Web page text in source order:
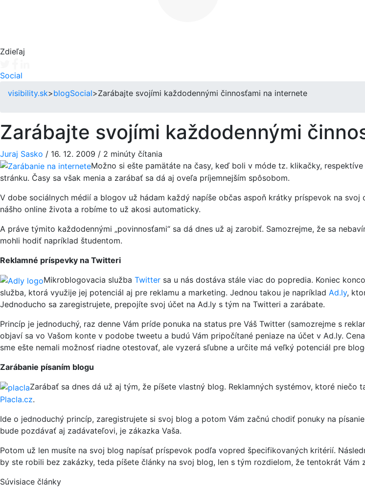
Zdieľaj
Social
visibility.sk>blogSocial>Zarábajte svojími každodennými činnosťami na internete
Zarábajte svojími každodennými
Juraj Sasko / 16. 12. 2009 / 2 minúty čítania
Možno si ešte pamätáte na časy, keď boli v móde tz. klikačky,
stránku. Časy sa však menia a zarábať sa dá aj oveľa príjemnejším spôsobom.
V dobe sociálnych médií a blogov už hádam každý napíše občas aspoň krátky príspevok na
nášho online života a robíme to už akosi automaticky.
A práve týmito každodennými „povinnosťami“ sa dá dnes už aj zarobiť. Samozrejme, že sa
mohli hodiť napríklad študentom.
Reklamné príspevky na Twitteri
Mikroblogovacia služba Twitter sa u nás dostáva stále viac do popredia. Koniec
služba, ktorá využije jej potenciál aj pre reklamu a marketing. Jednou takou je napríklad Ad.ly,
Jednoducho sa zaregistrujete, prepojíte svoj účet na Ad.ly s tým na Twitteri a zarábate.
Princíp je jednoduchý, raz denne Vám príde ponuka na status pre Váš Twitter (samozrejme s
objaví sa vo Vašom konte v podobe tweetu a budú Vám pripočítané peniaze na účet v Ad.ly.
sme ešte nemali možnosť riadne otestovať, ale vyzerá sľubne a určite má veľký potenciál pre
Zarábanie písaním blogu
Zarábať sa dnes dá už aj tým, že píšete vlastný blog. Reklamných systémov, ktoré
Placla.cz.
Ide o jednoduchý princíp, zaregistrujete si svoj blog a potom Vám začnú chodiť ponuky na
bude pozdávať aj zadávateľovi, je zákazka Vaša.
Potom už len musíte na svoj blog napísať príspevok podľa vopred špecifikovaných kritérií.
by ste robili bez zakázky, teda píšete články na svoj blog, len s tým rozdielom, že tentokrát Vám
Súvisiace články